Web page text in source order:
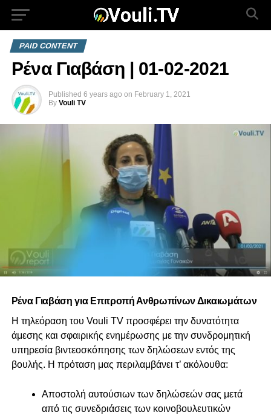
PAID CONTENT
Ρένα Γιαβάση | 01-02-2021
Published 6 years ago on February 1, 2021
By Vouli TV
Ρένα Γιαβάση για Επιτροπή Ανθρωπίνων Δικαιωμάτων
Η τηλεόραση του Vouli TV προσφέρει την δυνατότητα
άμεσης και σφαιρικής ενημέρωσης με την συνδρομητική
υπηρεσία βιντεοσκόπησης των δηλώσεων εντός της
βουλής. Η πρόταση μας περιλαμβάνει τ’ ακόλουθα:
Αποστολή αυτούσιων των δηλώσεών σας μετά
από τις συνεδριάσεις των κοινοβουλευτικών